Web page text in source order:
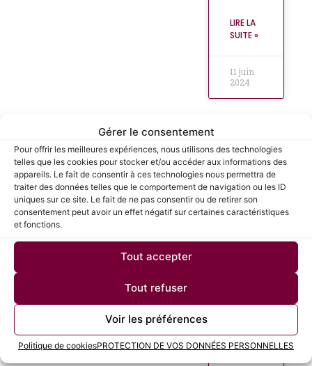
Gérer le consentement
Pour offrir les meilleures expériences, nous utilisons des technologies
telles que les cookies pour stocker et/ou accéder aux informations des
appareils. Le fait de consentir à ces technologies nous permettra de
traiter des données telles que le comportement de navigation ou les ID
uniques sur ce site. Le fait de ne pas consentir ou de retirer son
consentement peut avoir un effet négatif sur certaines caractéristiques
et fonctions.
Tout accepter
Tout refuser
Voir les préférences
Politique de cookiesPROTECTION DE VOS DONNÉES PERSONNELLES
LIRE LA
SUITE »
11 juin
2024
CANDIDATS
Comment
Trouver
Saisonnier
Meilleures
pour
l’Été